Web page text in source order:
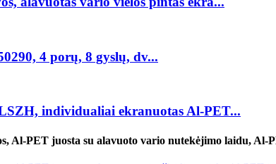
4 porų, 8 gyslų, dv...
individualiai ekranuotas Al-PET...
Al-PET juosta su alavuoto vario nutekėjimo laidu,